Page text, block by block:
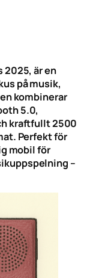
2025, är en
på musik,
kombinerar
5.0,
kraftfullt 2500
Perfekt för
mobil för
–